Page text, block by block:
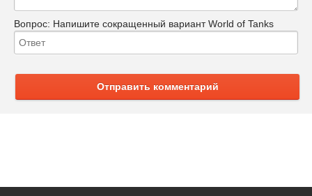
Вопрос: Напишите сокращенный вариант World of Tanks
Отправить комментарий